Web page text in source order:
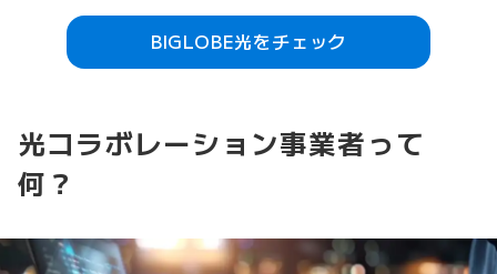
BIGLOBE光をチェック
光コラボレーション事業者って
何？